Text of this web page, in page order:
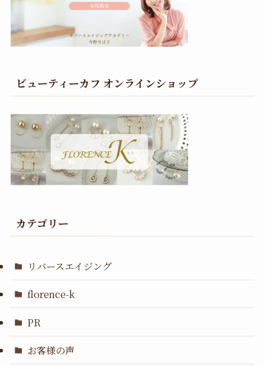
ビューティーカフ オンラインショップ
カテゴリー
リバースエイジング
florence-k
PR
お客様の声